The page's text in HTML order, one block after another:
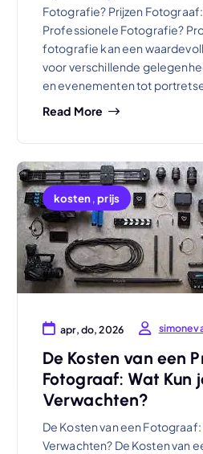
Fotografie? Prijzen
Professionele Fotografie?
fotografie kan een
voor verschillende
en evenementen tot
Read More
kosten,prijs
apr, do, 2026
De Kosten van een
Fotograaf: Wat Kun
Verwachten?
De Kosten van een Fotograaf:
Verwachten? De Kosten van